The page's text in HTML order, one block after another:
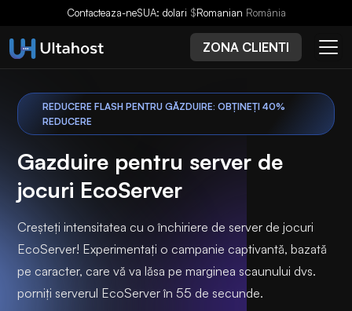
Contacteaza-neSUA: dolari $Romanian România
ZONA CLIENTI
REDUCERE FLASH PENTRU GĂZDUIRE: OBȚINEȚI 40%
REDUCERE
Gazduire pentru server de
jocuri EcoServer
Creșteți intensitatea cu o închiriere de server de jocuri
EcoServer! Experimentați o campanie captivantă, bazată
pe caracter, care vă va lăsa pe marginea scaunului dvs.
porniți serverul EcoServer în 55 de secunde.